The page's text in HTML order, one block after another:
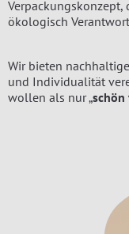
ökologisch
Wir bieten
und Individualität
wollen als nur „schön